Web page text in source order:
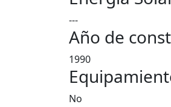
---
Año de
1990
No